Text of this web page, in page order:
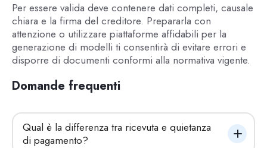
Per essere valida deve contenere dati completi, causale
chiara e la firma del creditore. Prepararla con
attenzione o utilizzare piattaforme affidabili per la
generazione di modelli ti consentirà di evitare errori e
disporre di documenti conformi alla normativa vigente.
Domande frequenti
Qual è la differenza tra ricevuta e quietanza
di pagamento?